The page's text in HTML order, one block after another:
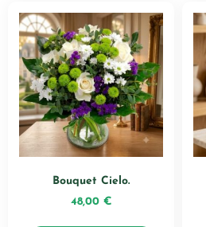
Bouquet Cielo.
48,00 €